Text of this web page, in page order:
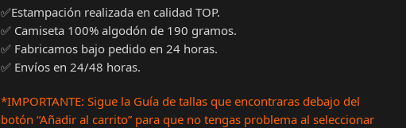
✅Estampación realizada en calidad TOP.
✅ Camiseta 100% algodón de 190 gramos.
✅ Fabricamos bajo pedido en 24 horas.
✅ Envíos en 24/48 horas.
*IMPORTANTE: Sigue la Guía de tallas que encontraras debajo del
botón “Añadir al carrito” para que no tengas problema al seleccionar